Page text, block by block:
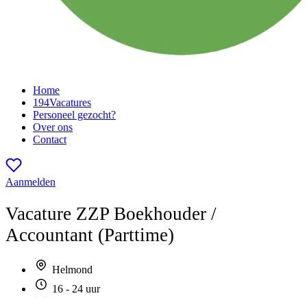
Home
194Vacatures
Personeel gezocht?
Over ons
Contact
Aanmelden
Vacature ZZP Boekhouder /
Accountant (Parttime)
Helmond
16 - 24 uur